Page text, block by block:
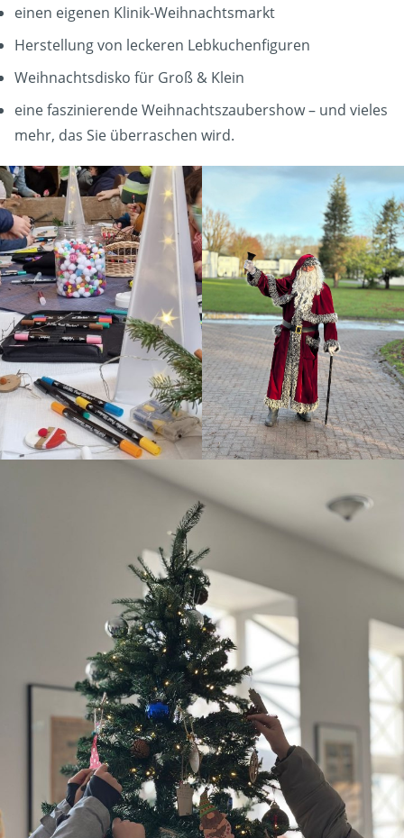
einen eigenen Klinik-Weihnachtsmarkt
Herstellung von leckeren Lebkuchenfiguren
Weihnachtsdisko für Groß & Klein
eine faszinierende Weihnachtszaubershow – und vieles
mehr, das Sie überraschen wird.